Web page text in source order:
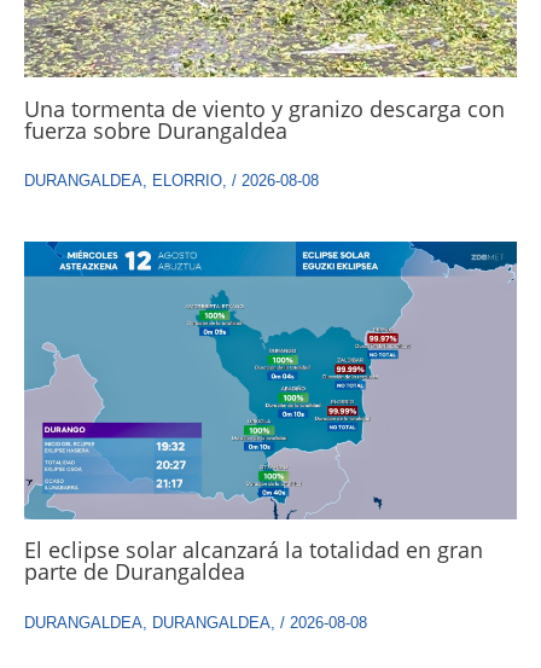
Una tormenta de viento y granizo descarga con
fuerza sobre Durangaldea
DURANGALDEA, ELORRIO, / 2026-08-08
El eclipse solar alcanzará la totalidad en gran
parte de Durangaldea
DURANGALDEA DURANGALDEA / 2026-08-08